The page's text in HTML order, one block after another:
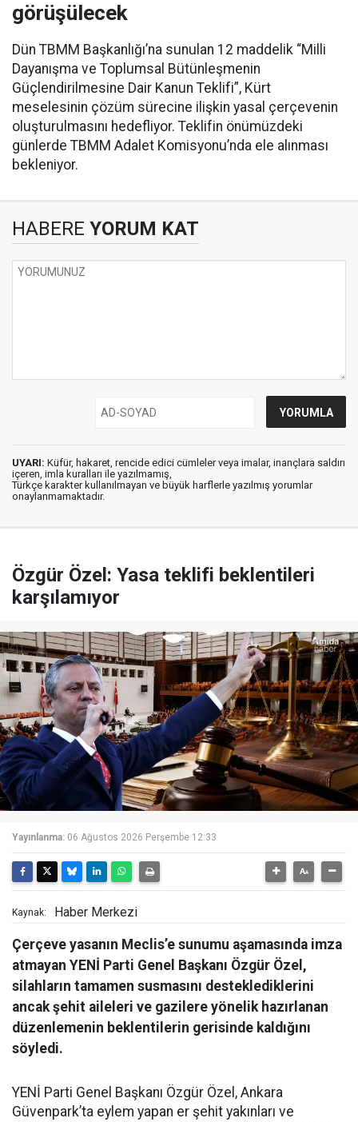
görüşülecek
Dün TBMM Başkanlığı’na sunulan 12 maddelik “Milli
Dayanışma ve Toplumsal Bütünleşmenin
Güçlendirilmesine Dair Kanun Teklifi”, Kürt
meselesinin çözüm sürecine ilişkin yasal çerçevenin
oluşturulmasını hedefliyor. Teklifin önümüzdeki
günlerde TBMM Adalet Komisyonu’nda ele alınması
bekleniyor.
HABERE YORUM KAT
UYARI: Küfür, hakaret, rencide edici cümleler veya imalar, inançlara saldırı
içeren, imla kuralları ile yazılmamış,
Türkçe karakter kullanılmayan ve büyük harflerle yazılmış yorumlar
onaylanmamaktadır.
Özgür Özel: Yasa teklifi beklentileri
karşılamıyor
Yayınlanma: 06 Ağustos 2026 Perşembe 12:33
Kaynak: Haber Merkezi
Çerçeve yasanın Meclis’e sunumu aşamasında imza
atmayan YENİ Parti Genel Başkanı Özgür Özel,
silahların tamamen susmasını desteklediklerini
ancak şehit aileleri ve gazilere yönelik hazırlanan
düzenlemenin beklentilerin gerisinde kaldığını
söyledi.
YENİ Parti Genel Başkanı Özgür Özel, Ankara
Güvenpark’ta eylem yapan er şehit yakınları ve